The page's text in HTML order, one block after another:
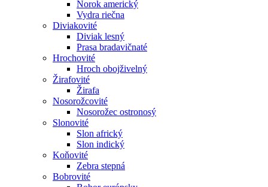
Norok americký
Vydra riečna
Diviakovité
Diviak lesný
Prasa bradavičnaté
Hrochovité
Hroch obojživelný
Žirafovité
Žirafa
Nosorožcovité
Nosorožec ostronosý
Slonovité
Slon africký
Slon indický
Koňovité
Zebra stepná
Bobrovité